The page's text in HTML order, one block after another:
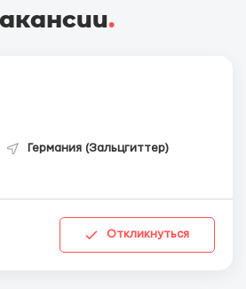
.
Германия (Зальцгиттер)
Откликнуться